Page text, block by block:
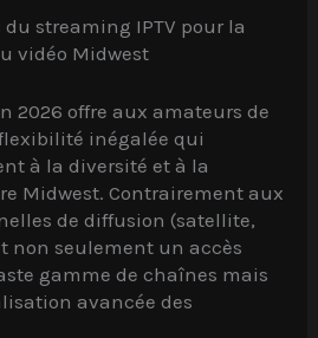
streaming IPTV pour la
vidéo Midwest
2026 offre aux amateurs de
inégalée qui
à la diversité et à la
Midwest. Contrairement aux
de diffusion (satellite,
non seulement un accès
gamme de chaînes mais
avancée des